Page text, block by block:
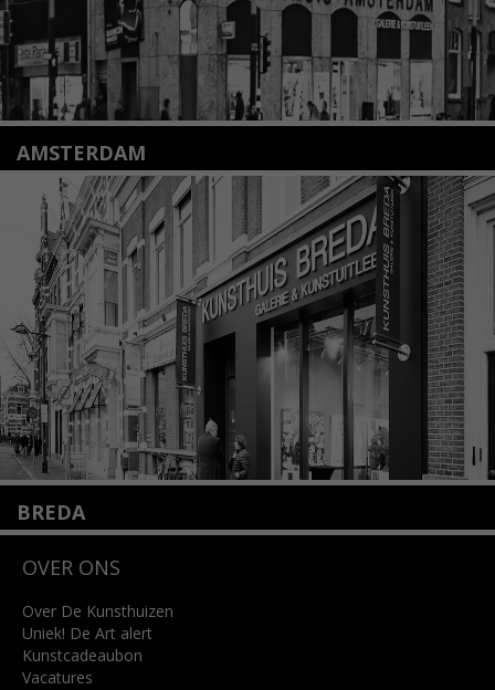
AMSTERDAM
Amstelveenseweg 135
1075 VX Amsterdam
+31 (0)20 2332546
info@kunsthuisamsterdam.nl
Lees meer
BREDA
4818 SB Breda
info@kunsthuisbreda.nl
Lees meer
OVER ONS
Over De Kunsthuizen
Uniek! De Art alert
Kunstcadeaubon
Vacatures